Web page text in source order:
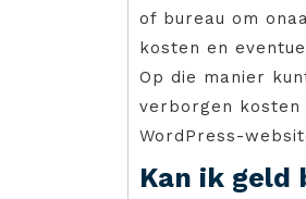
of bureau om
kosten en
Op die manier
verborgen kosten
WordPress-
Kan ik geld